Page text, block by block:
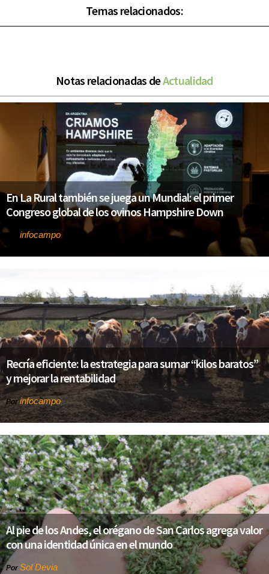
Temas relacionados:
Notas relacionadas deActualidad
En La Rural también se juega un Mundial: el primer
Congreso global de los ovinos Hampshire Down
infocampo
Recría eficiente: la estrategia para sumar “kilos baratos”
y mejorar la rentabilidad
Porinfocampo
Al pie de los Andes, el orégano de San Carlos agrega valor
con una identidad única en el mundo
Por Sol Devia